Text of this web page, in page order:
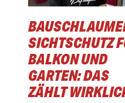
SICHTSCHUTZ
BALKON UND
GARTEN: DAS
ZÄHLT